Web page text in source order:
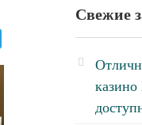
Свежие
казино